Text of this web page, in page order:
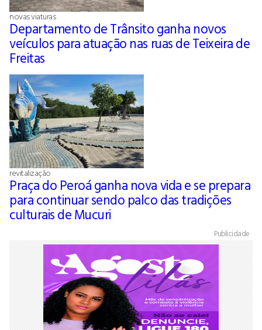
novas viaturas
Departamento de Trânsito ganha novos
veículos para atuação nas ruas de Teixeira de
Freitas
revitalização
Praça do Peroá ganha nova vida e se prepara
para continuar sendo palco das tradições
culturais de Mucuri
Publicidade